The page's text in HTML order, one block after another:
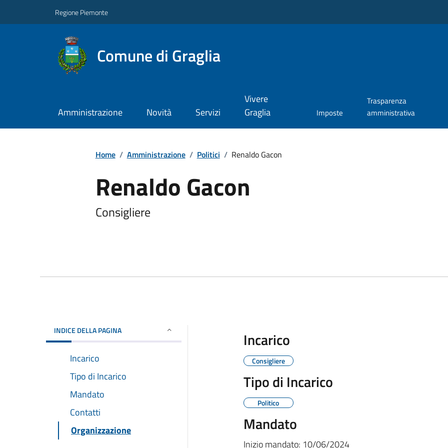
Regione Piemonte
Comune di Graglia
Amministrazione Novità Servizi
Vivere
Graglia
Imposte
Trasparenza
amministrativa
Home / Amministrazione / Politici / Renaldo Gacon
Renaldo Gacon
Consigliere
INDICE DELLA PAGINA
Incarico
Tipo di Incarico
Mandato
Contatti
Organizzazione
Incarico
Consigliere
Tipo di Incarico
Politico
Mandato
Inizio mandato: 10/06/2024